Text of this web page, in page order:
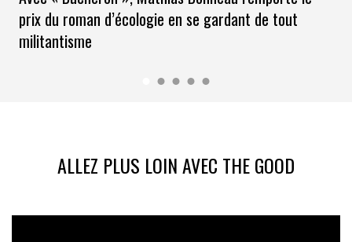
prix du roman d’écologie en se gardant de tout
militantisme
ALLEZ PLUS LOIN AVEC THE GOOD